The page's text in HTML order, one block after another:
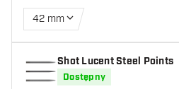
42 mm
Shot Lucent Steel Points
Dostępny